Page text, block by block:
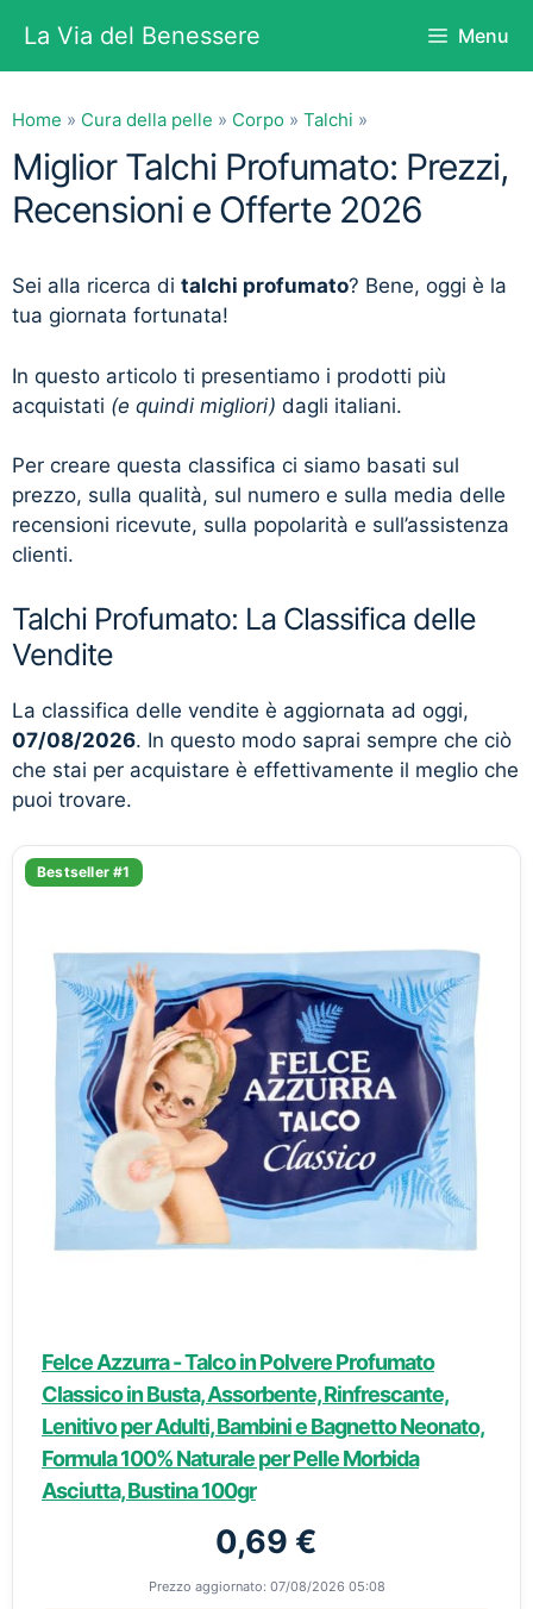
contenuto
La Via del Benessere Menu
Home » Cura della pelle » Corpo » Talchi »
Miglior Talchi Profumato: Prezzi,
Recensioni e Offerte 2026
Sei alla ricerca di talchi profumato? Bene, oggi è la
tua giornata fortunata!
In questo articolo ti presentiamo i prodotti più
acquistati (e quindi migliori) dagli italiani.
Per creare questa classifica ci siamo basati sul
prezzo, sulla qualità, sul numero e sulla media delle
recensioni ricevute, sulla popolarità e sull’assistenza
clienti.
Talchi Profumato: La Classifica delle
Vendite
La classifica delle vendite è aggiornata ad oggi,
07/08/2026. In questo modo saprai sempre che ciò
che stai per acquistare è effettivamente il meglio che
puoi trovare.
Bestseller #1
Felce Azzurra - Talco in Polvere Profumato
Classico in Busta, Assorbente, Rinfrescante,
Lenitivo per Adulti, Bambini e Bagnetto Neonato,
Formula 100% Naturale per Pelle Morbida
Asciutta, Bustina 100gr
0,69 €
Prezzo aggiornato: 07/08/2026 05:08